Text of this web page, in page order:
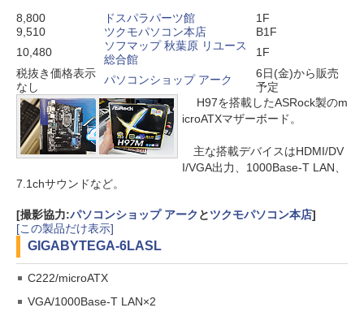
8,800 ドスパラパーツ館
1F
9,510
ツクモパソコン本店
B1F
10,480
ソフマップ 秋葉原 リユース
総合館
1F
税抜き価格表示
なし
パソコンショップ アーク
6日(金)から販売
予定
H97を搭載したASRock製のm
icroATXマザーボード。
主な搭載デバイスはHDMI/DV
I/VGA出力、1000Base-T LAN、
7.1chサウンドなど。
[撮影協力:パソコンショップ アーク とツクモパソコン本店]
[この製品だけ表示]
GIGABYTEGA-6LASL
C222/microATX
VGA/1000Base-T LAN×2